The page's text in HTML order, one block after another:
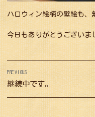
ハロウィン絵柄の壁絵も
今日もありがとうござい
投
稿
ナ
ビ
PREVIOUS
Previous
post:
継続中です。